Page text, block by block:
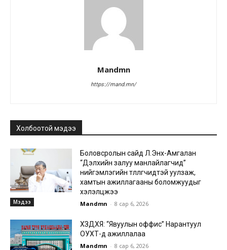
Mandmn
https://mand.mn/
Холбоотой мэдээ
Мэдээ
Боловсролын сайд Л.Энх-Амгалан
“Дэлхийн залуу манлайлагчид”
нийгэмлэгийн төлөөлөгчидтэй уулзаж,
хамтын ажиллагааны боломжуудыг
хэлэлцжээ
Mandmn - 8 сар 6, 2026
ХЗДХЯ: “Явуулын оффис” Нарантуул
ОУХТ-д ажиллалаа
Mandmn - 8 сар 6, 2026